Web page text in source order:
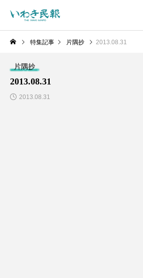
特集記事 片隅抄 2013.08.31
片隅抄
2013.08.31
2013.08.31